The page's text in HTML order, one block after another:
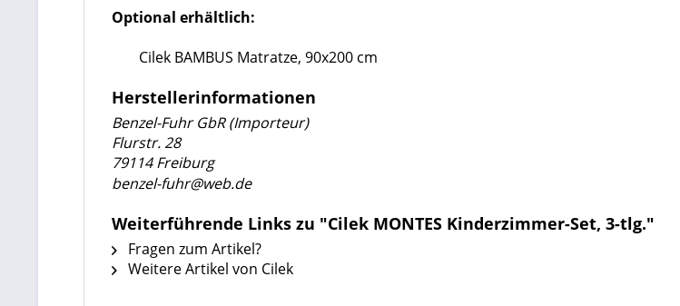
Optional erhältlich:
Cilek BAMBUS Matratze, 90x200 cm
Herstellerinformationen
Benzel-Fuhr GbR (Importeur)
Flurstr. 28
79114 Freiburg
benzel-fuhr@web.de
Weiterführende Links zu "Cilek MONTES Kinderzimmer-Set, 3-tlg."
Fragen zum Artikel?
Weitere Artikel von Cilek